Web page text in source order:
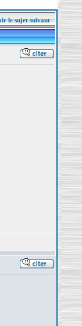
le sujet suivant